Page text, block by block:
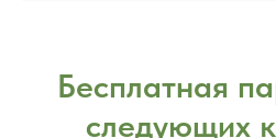
Бесплатная
следующих